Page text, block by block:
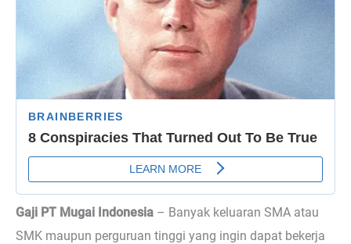
Gaji PT Mugai Indonesia – Banyak keluaran SMA atau
SMK maupun perguruan tinggi yang ingin dapat bekerja